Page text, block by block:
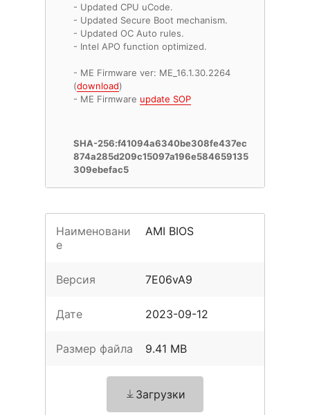
- Updated CPU uCode.
- Updated Secure Boot mechanism.
- Updated OC Auto rules.
- Intel APO function optimized.
- ME Firmware ver: ME_16.1.30.2264
(download)
- ME Firmware update SOP
SHA-256:f41094a6340be308fe437ec
874a285d209c15097a196e584659135
309ebefac5
Наименовани
е
AMI BIOS
Версия 7E06vA9
Дате 2023-09-12
Размер файла 9.41 MB
Загрузки